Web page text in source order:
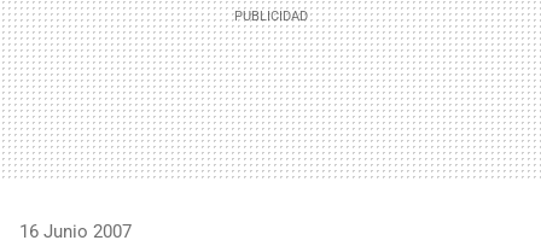
16 Junio 2007